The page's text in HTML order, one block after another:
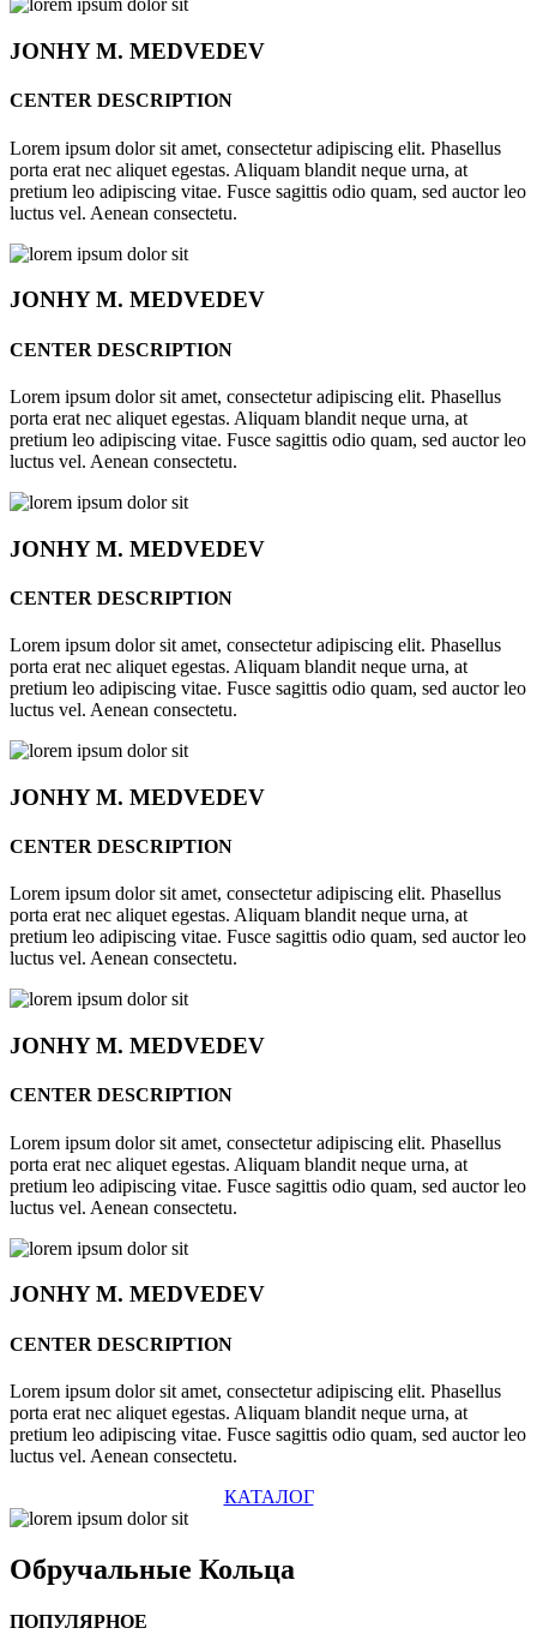
JONHYM. MEDVEDEV
CENTER DESCRIPTION
Lorem ipsum dolor sit amet, consectetur adipiscing elit. Phasellus
porta erat nec aliquet egestas. Aliquam blandit neque urna, at
pretium leo adipiscing vitae. Fusce sagittis odio quam, sed auctor leo
luctus vel. Aenean consectetu.
JONHYM. MEDVEDEV
CENTER DESCRIPTION
Lorem ipsum dolor sit amet, consectetur adipiscing elit. Phasellus
porta erat nec aliquet egestas. Aliquam blandit neque urna, at
pretium leo adipiscing vitae. Fusce sagittis odio quam, sed auctor leo
luctus vel. Aenean consectetu.
JONHYM. MEDVEDEV
CENTER DESCRIPTION
Lorem ipsum dolor sit amet, consectetur adipiscing elit. Phasellus
porta erat nec aliquet egestas. Aliquam blandit neque urna, at
pretium leo adipiscing vitae. Fusce sagittis odio quam, sed auctor leo
luctus vel. Aenean consectetu.
JONHYM. MEDVEDEV
CENTER DESCRIPTION
Lorem ipsum dolor sit amet, consectetur adipiscing elit. Phasellus
porta erat nec aliquet egestas. Aliquam blandit neque urna, at
pretium leo adipiscing vitae. Fusce sagittis odio quam, sed auctor leo
luctus vel. Aenean consectetu.
JONHYM. MEDVEDEV
CENTER DESCRIPTION
Lorem ipsum dolor sit amet, consectetur adipiscing elit. Phasellus
porta erat nec aliquet egestas. Aliquam blandit neque urna, at
pretium leo adipiscing vitae. Fusce sagittis odio quam, sed auctor leo
luctus vel. Aenean consectetu.
JONHYM. MEDVEDEV
CENTER DESCRIPTION
Lorem ipsum dolor sit amet, consectetur adipiscing elit. Phasellus
porta erat nec aliquet egestas. Aliquam blandit neque urna, at
pretium leo adipiscing vitae. Fusce sagittis odio quam, sed auctor leo
luctus vel. Aenean consectetu.
КАТАЛОГ
Обручальные Кольца
ПОПУЛЯРНОЕ